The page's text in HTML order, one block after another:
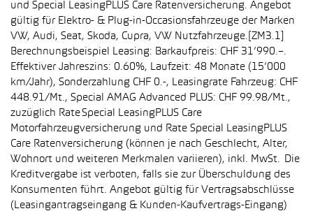
und Special LeasingPLUS Care Ratenversicherung. Angebot
gültig für Elektro- & Plug-in-Occasionsfahrzeuge der Marken
VW, Audi, Seat, Skoda, Cupra, VW Nutzfahrzeuge.[ZM3.1]
Berechnungsbeispiel Leasing: Barkaufpreis: CHF 31’990.–.
Effektiver Jahreszins: 0.60%, Laufzeit: 48 Monate (15’000
km/Jahr), Sonderzahlung CHF 0.-, Leasingrate Fahrzeug: CHF
448.91/Mt., Special AMAG Advanced PLUS: CHF 99.98/Mt.,
zuzüglich Rate Special LeasingPLUS Care
Motorfahrzeugversicherung und Rate Special LeasingPLUS
Care Ratenversicherung (können je nach Geschlecht, Alter,
Wohnort und weiteren Merkmalen variieren), inkl. MwSt. Die
Kreditvergabe ist verboten, falls sie zur Überschuldung des
Konsumenten führt. Angebot gültig für Vertragsabschlüsse
(Leasingantragseingang & Kunden-Kaufvertrags-Eingang)